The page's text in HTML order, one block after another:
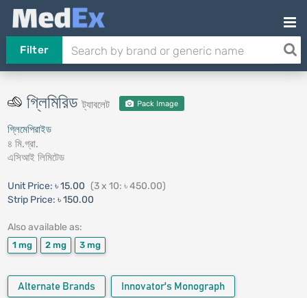
Filter
গ্লিমিরিডট্যাবলেট Pack Image
গ্লিমেপিরাইড
৪ মি.গ্রা.
এসিআই লিমিটেড
Unit Price: ৳ 15.00 (3 x 10: ৳ 450.00)
Strip Price: ৳ 150.00
Also available as:
1 mg 2 mg 3 mg
Alternate Brands Innovator's Monograph